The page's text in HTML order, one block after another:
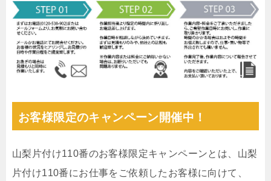
お客様限定のキャンペーン開催中！
山梨片付け110番のお客様限定キャンペーンとは、山梨
片付け110番にお仕事をご依頼したお客様に向けて、